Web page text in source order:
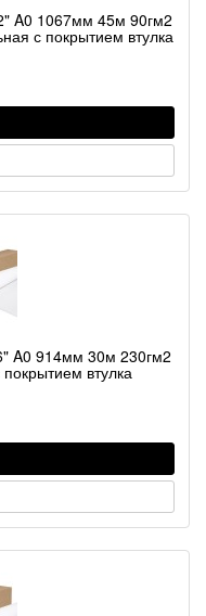
A0 1067мм 45м 90гм2
с покрытием втулка
A0 914мм 30м 230гм2
втулка